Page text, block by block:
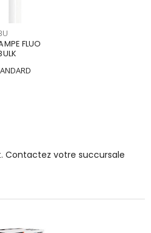
FLUO
Contactez votre succursale